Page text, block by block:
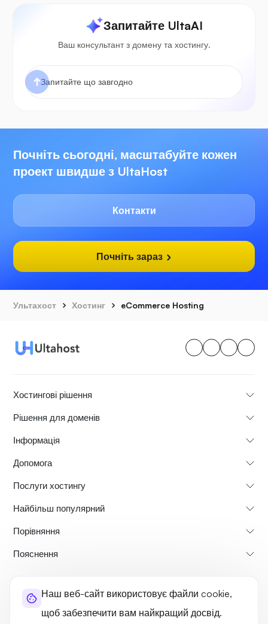
Наш веб-сайт використовує файли cookie,
щоб забезпечити вам найкращий досвід.
Запитайте UltaAI
Ваш консультант з домену та хостингу.
Почніть сьогодні, масштабуйте кожен
проект швидше з UltaHost
Контакти
Почніть зараз
Ультахост Хостинг eCommerce Hosting
Хостингові рішення
Рішення для доменів
Інформація
Допомога
Послуги хостингу
Найбільш популярний
Порівняння
Пояснення
Про насПолітика скасування та повернення коштів
Правила та умови
Карта сайту